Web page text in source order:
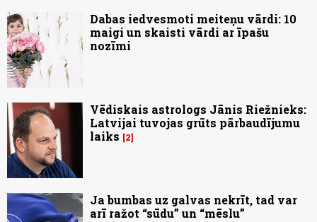
Dabas iedvesmoti meiteņu vārdi: 10
maigi un skaisti vārdi ar īpašu
nozīmi
Vēdiskais astrologs Jānis Riežnieks:
Latvijai tuvojas grūts pārbaudījumu
laiks
2
Ja bumbas uz galvas nekrīt, tad var
arī ražot “sūdu” un “mēslu”